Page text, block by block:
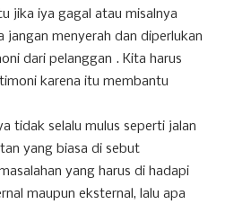
jika iya gagal atau misalnya
menyerah dan diperlukan
dari pelanggan . Kita harus
karena itu membantu
tidak selalu mulus seperti jalan
yang biasa di sebut
yang harus di hadapi
maupun eksternal, lalu apa